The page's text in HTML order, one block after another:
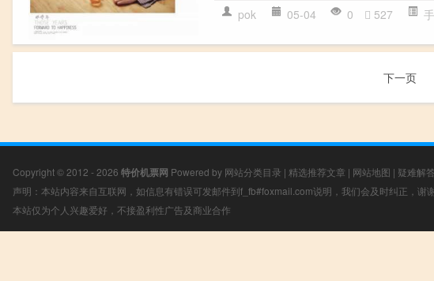
pok 05-04 0 527
下一页
Copyright © 2012 - 2026 特价机票网 Powered by 网站分类目录 | 精选推荐文章 | 网站地图 | 疑难解答
声明：本站内容来自互联网，如信息有错误可发邮件到f_fb#foxmail.com说明，我们会及时纠正，谢
本站仅为个人兴趣爱好，不接盈利性广告及商业合作